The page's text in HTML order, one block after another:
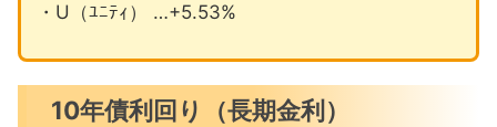
・U（ﾕﾆﾃｨ） …+5.53%
10年債利回り（長期金利）